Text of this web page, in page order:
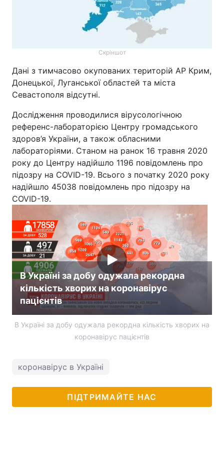
Скріншот
Дані з тимчасово окупованих територій АР Крим,
Донецької, Луганської областей та міста
Севастополя відсутні.
Дослідження проводилися вірусологічною
референс-лабораторією Центру громадського
здоров’я України, а також обласними
лабораторіями. Станом на ранок 16 травня 2020
року до Центру надійшло 1196 повідомлень про
підозру на COVID-19. Всього з початку 2020 року
надійшло 45038 повідомлень про підозру на
COVID-19.
В Україні за добу одужала рекордна
кількість хворих на коронавірус
пацієнтів
В Україні за добу одужала рекордна кількість хворих на
коронавірус пацієнтів
коронавірус в Україні
ПІДТРИМАЙТЕ НАС